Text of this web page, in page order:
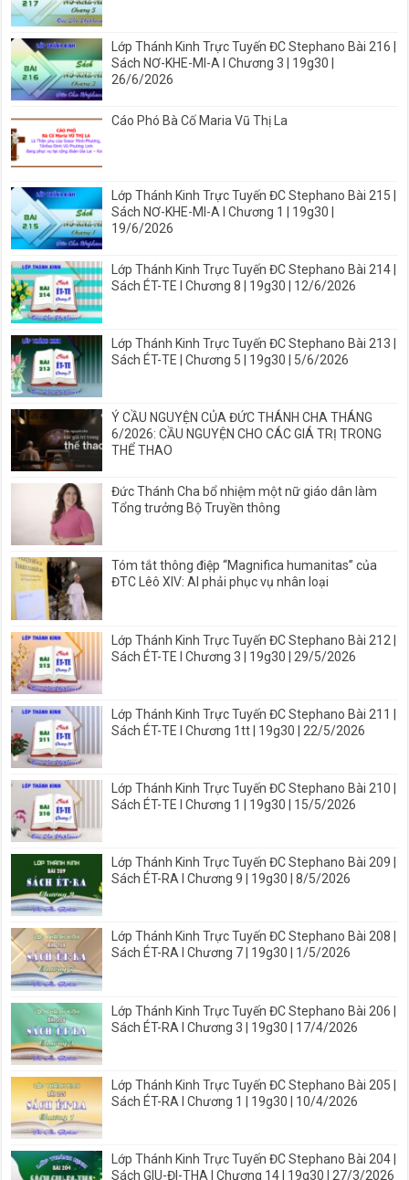
Lớp Thánh Kinh Trực Tuyến ĐC Stephano Bài 216 |
Sách NƠ-KHE-MI-A I Chương 3 | 19g30 |
26/6/2026
Cáo Phó Bà Cố Maria Vũ Thị La
Lớp Thánh Kinh Trực Tuyến ĐC Stephano Bài 215 |
Sách NƠ-KHE-MI-A I Chương 1 | 19g30 |
19/6/2026
Lớp Thánh Kinh Trực Tuyến ĐC Stephano Bài 214 |
Sách ÉT-TE I Chương 8 | 19g30 | 12/6/2026
Lớp Thánh Kinh Trực Tuyến ĐC Stephano Bài 213 |
Sách ÉT-TE | Chương 5 | 19g30 | 5/6/2026
Ý CẦU NGUYỆN CỦA ĐỨC THÁNH CHA THÁNG
6/2026: CẦU NGUYỆN CHO CÁC GIÁ TRỊ TRONG
THỂ THAO
Đức Thánh Cha bổ nhiệm một nữ giáo dân làm
Tổng trưởng Bộ Truyền thông
Tóm tắt thông điệp “Magnifica humanitas” của
ĐTC Lêô XIV: AI phải phục vụ nhân loại
Lớp Thánh Kinh Trực Tuyến ĐC Stephano Bài 212 |
Sách ÉT-TE I Chương 3 | 19g30 | 29/5/2026
Lớp Thánh Kinh Trực Tuyến ĐC Stephano Bài 211 |
Sách ÉT-TE I Chương 1tt | 19g30 | 22/5/2026
Lớp Thánh Kinh Trực Tuyến ĐC Stephano Bài 210 |
Sách ÉT-TE I Chương 1 | 19g30 | 15/5/2026
Lớp Thánh Kinh Trực Tuyến ĐC Stephano Bài 209 |
Sách ÉT-RA I Chương 9 | 19g30 | 8/5/2026
Lớp Thánh Kinh Trực Tuyến ĐC Stephano Bài 208 |
Sách ÉT-RA I Chương 7 | 19g30 | 1/5/2026
Lớp Thánh Kinh Trực Tuyến ĐC Stephano Bài 206 |
Sách ÉT-RA I Chương 3 | 19g30 | 17/4/2026
Lớp Thánh Kinh Trực Tuyến ĐC Stephano Bài 205 |
Sách ÉT-RA I Chương 1 | 19g30 | 10/4/2026
Lớp Thánh Kinh Trực Tuyến ĐC Stephano Bài 204 |
Sách GIU-ĐI-THA I Chương 14 | 19g30 | 27/3/2026